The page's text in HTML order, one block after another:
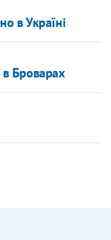
в Україні
Броварах